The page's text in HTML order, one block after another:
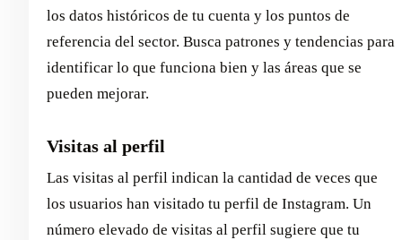
los datos históricos de tu cuenta y los puntos de
referencia del sector. Busca patrones y tendencias para
identificar lo que funciona bien y las áreas que se
pueden mejorar.
Visitas al perfil
Las visitas al perfil indican la cantidad de veces que
los usuarios han visitado tu perfil de Instagram. Un
número elevado de visitas al perfil sugiere que tu